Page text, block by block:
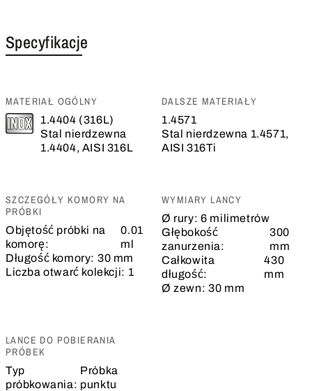
Specyfikacje
MATERIAŁ OGÓLNY
1.4404 (316L)
Stal nierdzewna
1.4404, AISI 316L
DALSZE MATERIAŁY
1.4571
Stal nierdzewna 1.4571,
AISI 316Ti
SZCZEGÓŁY KOMORY NA
PRÓBKI
Objętość próbki na
komorę:
0.01
ml
Długość komory: 30 mm
Liczba otwarć kolekcji: 1
WYMIARY LANCY
Ø rury: 6 milimetrów
Głębokość
zanurzenia:
300
mm
Całkowita
długość:
430
mm
Ø zewn: 30 mm
LANCE DO POBIERANIA
PRÓBEK
Typ
próbkowania:
Próbka
punktu